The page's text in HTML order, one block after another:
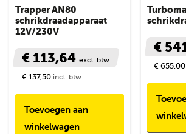
Trapper AN80
schrikdraadapparaat
12V/230V
€ 113,64 excl. btw
€ 137,50 incl. btw
Toevoegen aan
winkelwagen
€
€ 655,00